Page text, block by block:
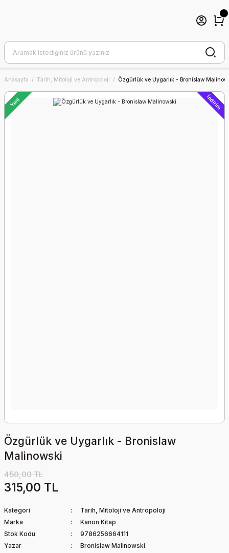
Anasayfa Tarih, Mitoloji ve Antropoloji Özgürlük ve Uygarlık - Bronislaw
Yeni İndirim
Özgürlük ve Uygarlık - Bronislaw
Malinowski
450,00 TL
315,00 TL
Kategori
Tarih, Mitoloji ve Antropoloji
Marka
Kanon Kitap
Stok Kodu
9786256664111
Yazar
Bronislaw Malinowski